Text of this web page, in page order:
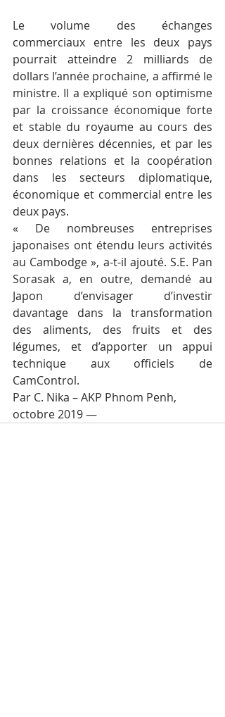
Le volume des échanges
commerciaux entre les deux pays
pourrait atteindre 2 milliards de
dollars l’année prochaine, a affirmé le
ministre. Il a expliqué son optimisme
par la croissance économique forte
et stable du royaume au cours des
deux dernières décennies, et par les
bonnes relations et la coopération
dans les secteurs diplomatique,
économique et commercial entre les
deux pays.
« De nombreuses entreprises
japonaises ont étendu leurs activités
au Cambodge », a-t-il ajouté. S.E. Pan
Sorasak a, en outre, demandé au
Japon d’envisager d’investir
davantage dans la transformation
des aliments, des fruits et des
légumes, et d’apporter un appui
technique aux officiels de
CamControl.
Par C. Nika – AKP Phnom Penh,
octobre 2019 —